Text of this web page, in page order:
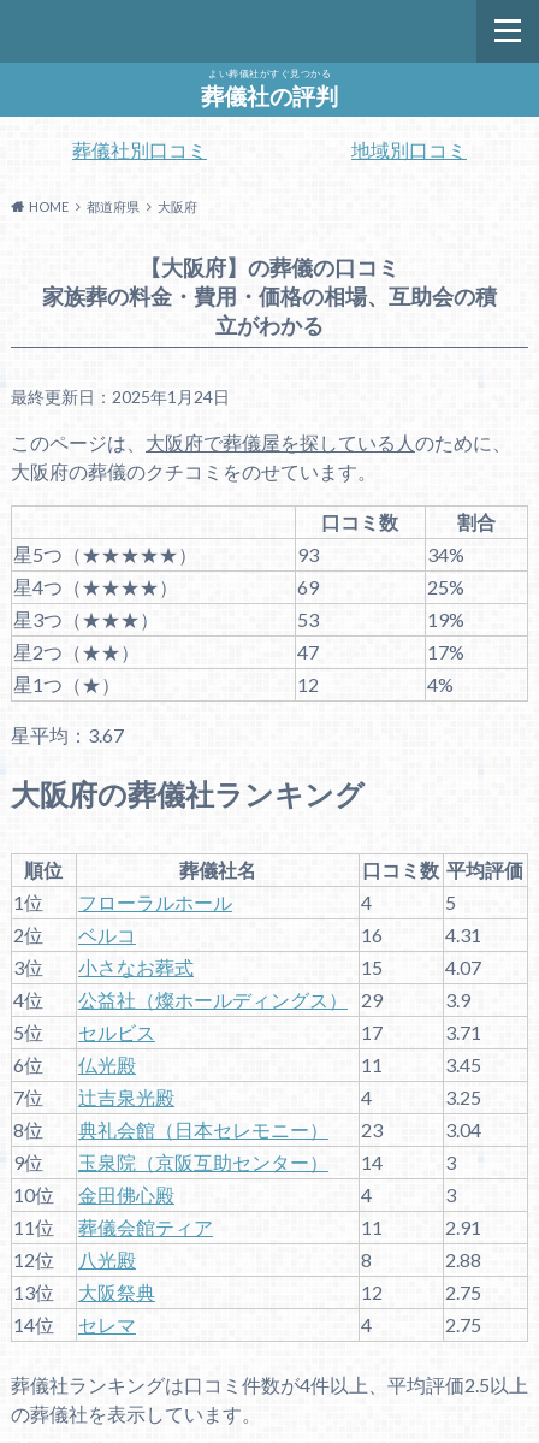
よい葬儀社がすぐ見つかる
葬儀社の評判
葬儀社別口コミ 地域別口コミ
HOME 都道府県 大阪府
【大阪府】の葬儀の口コミ
家族葬の料金・費用・価格の相場、互助会の積
立がわかる
最終更新日：2025年1月24日
このページは、 大阪府で葬儀屋を探している人 のために、
大阪府の葬儀のクチコミをのせています。
口コミ数
割合
星5つ（★★★★★）
93
34%
星4つ（★★★★）
69
25%
星3つ（★★★）
53
19%
星2つ（★★）
47
17%
星1つ（★）
12 4%
星平均：3.67
大阪府の葬儀社ランキング
順位 葬儀社名 口コミ数 平均評価
1位
フローラルホール 4
5
2位
ベルコ 16
4.31
3位
小さなお葬式 15
4.07
4位
公益社（燦ホールディングス） 29
3.9
5位
セルビス 17
3.71
6位
仏光殿 11
3.45
7位
辻吉泉光殿 4
3.25
8位
典礼会館（日本セレモニー） 23
3.04
9位
玉泉院（京阪互助センター） 14
3
10位
金田佛心殿 4
3
11位
葬儀会館ティア 11
2.91
12位
八光殿 8
2.88
13位
大阪祭典 12
2.75
14位
セレマ 4 2.75
葬儀社ランキングは口コミ件数が4件以上、平均評価2.5以上
の葬儀社を表示しています。